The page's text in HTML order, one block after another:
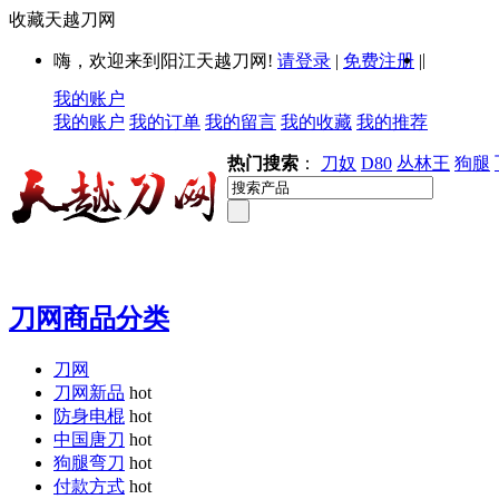
收藏天越刀网
嗨，欢迎来到阳江天越刀网! 请登录 | 免费注册 ||
我的账户
我的账户 我的订单 我的留言 我的收藏 我的推荐
热门搜索 ： 刀奴 D80 丛林王 狗腿
刀网商品分类
刀网
刀网新品 hot
防身电棍 hot
中国唐刀 hot
狗腿弯刀 hot
付款方式 hot